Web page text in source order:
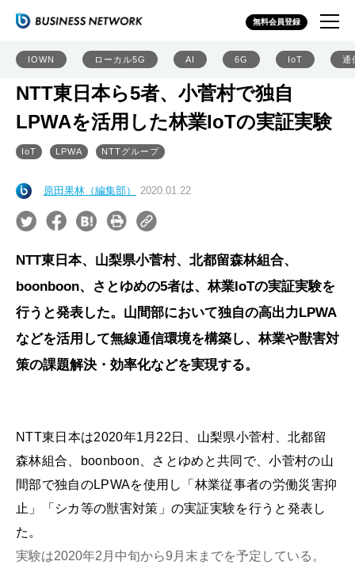
無料会員登録
IOWN ローカル5G AI 6G IoT 通
NTT東日本ら5者、小菅村で独自
LPWAを活用した林業IoTの実証実験
IoT LPWA NTTグループ
原田果林（編集部） 2020.01.22
NTT東日本、山梨県小菅村、北都留森林組合、
boonboon、さとゆめの5者は、林業IoTの実証実験を
行うと発表した。山間部において独自の高出力LPWA
などを活用して無線通信環境を構築し、林業や獣害対
策の課題解決・効率化などを実現する。
NTT東日本は2020年1月22日、山梨県小菅村、北都留
森林組合、boonboon、さとゆめと共同で、小菅村の山
間部で独自のLPWAを使用し「林業従事者の労働災害抑
止」「シカ等の獣害対策」の実証実験を行うと発表し
た。
実験は2020年2月中旬から9月末までを予定している。